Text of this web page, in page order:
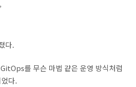
다.
를 무슨 마법 같은 운영 방식처럼
다.